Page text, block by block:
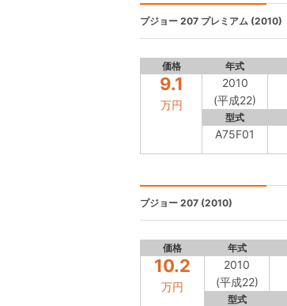
プジョー 207 プレミアム (2010)
価格 年式
9.1
万円
2010
(平成22)
型式
A75F01
プジョー 207 (2010)
価格 年式
10.2
万円
2010
(平成22)
型式